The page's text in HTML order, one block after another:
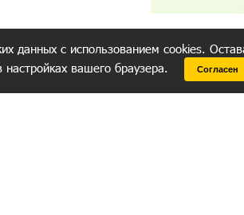
данных с использованием cookies.
вашего браузера. Согласен